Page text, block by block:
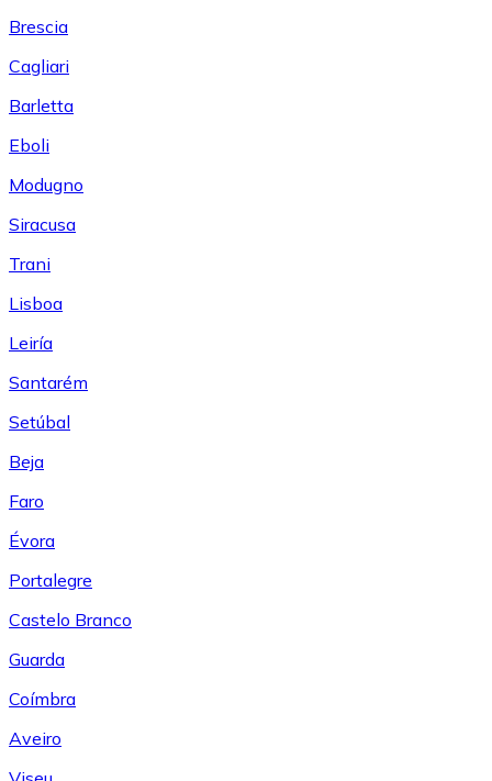
Brescia
Cagliari
Barletta
Eboli
Modugno
Siracusa
Trani
Lisboa
Leiría
Santarém
Setúbal
Beja
Faro
Évora
Portalegre
Castelo Branco
Guarda
Coímbra
Aveiro